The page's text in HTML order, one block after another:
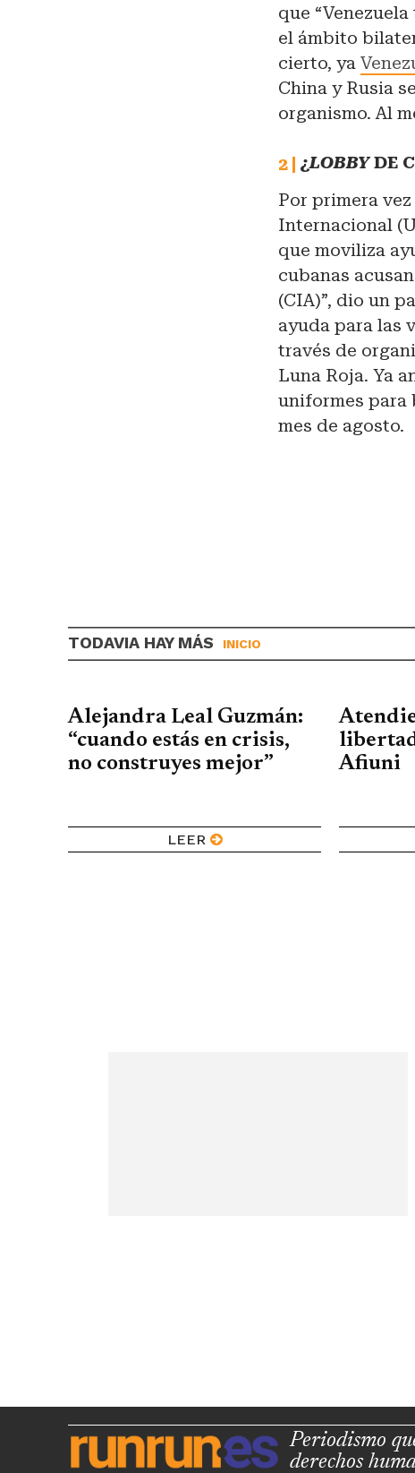
que
el ámbito
cierto, ya
China y Rusia
organismo. Al
¿LOBBYDE
Por primera
Internacional
que moviliza
cubanas
(CIA)”, dio un
ayuda para las
través de
Luna Roja. Ya
uniformes para
mes de agosto.
TODAVIA HAY MÁS INICIO
Alejandra Leal Guzmán:
“cuando estás en crisis,
no construyes mejor”
LEER
Afiuni
Periodismo
derechos